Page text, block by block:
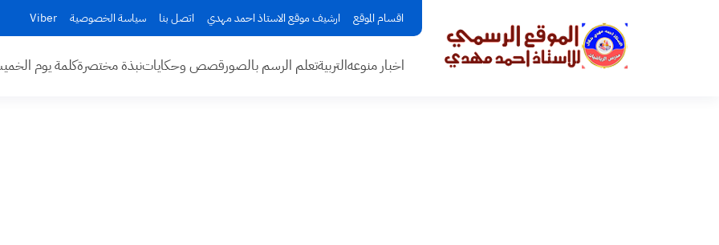
اقسام الموقع ارشيف موقع الاستاذ احمد مهدي اتصل بنا سياسة الخصوصية Viber
اخبار منوعهالتربيةتعلم الرسم بالصورقصص وحكاياتنبذة مختصرةكلمة يوم